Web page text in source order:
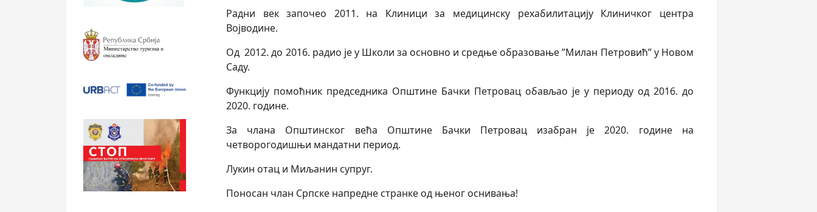
Радни век започео 2011. на Клиници за медицинску рехабилитацију Клиничког центра
Војводине.
Од 2012. до 2016. радио је у Школи за основно и средње образовање ”Милан Петровић” у Новом
Саду.
Функцију помоћник председника Општине Бачки Петровац обављао је у периоду од 2016. до
2020. године.
За члана Општинског већа Општине Бачки Петровац изабран је 2020. године на
четворогодишњи мандатни период.
Лукин отац и Миљанин супруг.
Поносан члан Српске напредне странке од њеног оснивања!